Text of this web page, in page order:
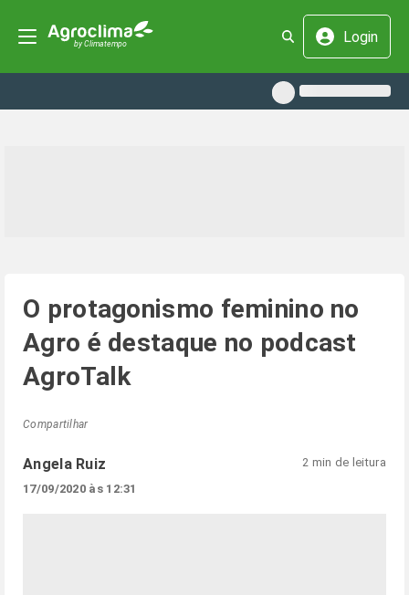
Login
O protagonismo feminino no
Agro é destaque no podcast
AgroTalk
Compartilhar
Angela Ruiz
17/09/2020 às 12:31
2 min de leitura